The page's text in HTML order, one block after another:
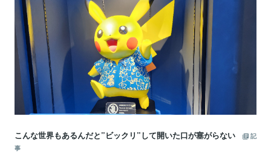
こんな世界もあるんだと”ビックリ”して開いた口が塞がらない
記
事